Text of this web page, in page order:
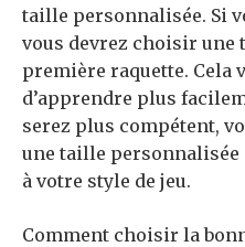
taille personnalisée. Si
vous devrez choisir
première raquette. Cela
d’apprendre plus
serez plus compétent,
une taille
à votre style de jeu.
Comment choisir la